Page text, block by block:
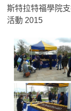
斯特拉特福學院
活動 2015